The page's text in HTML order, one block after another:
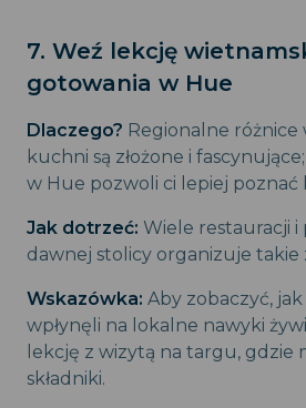
7. Weź lekcję
gotowania w Hue
Dlaczego? Regionalne różnice
kuchni są złożone i
w Hue pozwoli ci lepiej poznać
Jak dotrzeć: Wiele restauracji
dawnej stolicy organizuje takie
Wskazówka: Aby zobaczyć,
wpłynęli na lokalne nawyki
lekcję z wizytą na targu, gdzie
składniki.